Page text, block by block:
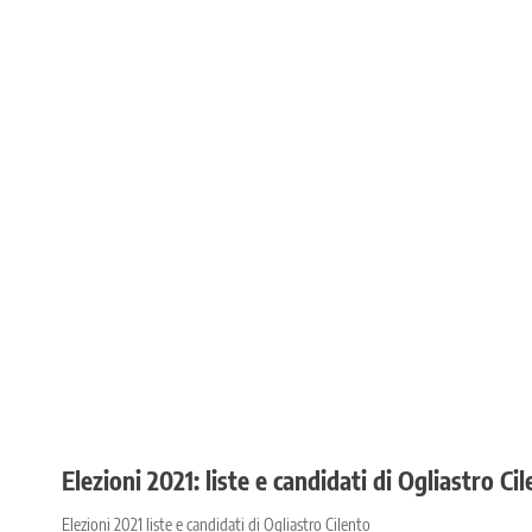
Elezioni 2021: liste e candidati di Ogliastro
Elezioni 2021 liste e candidati di Ogliastro Cilento